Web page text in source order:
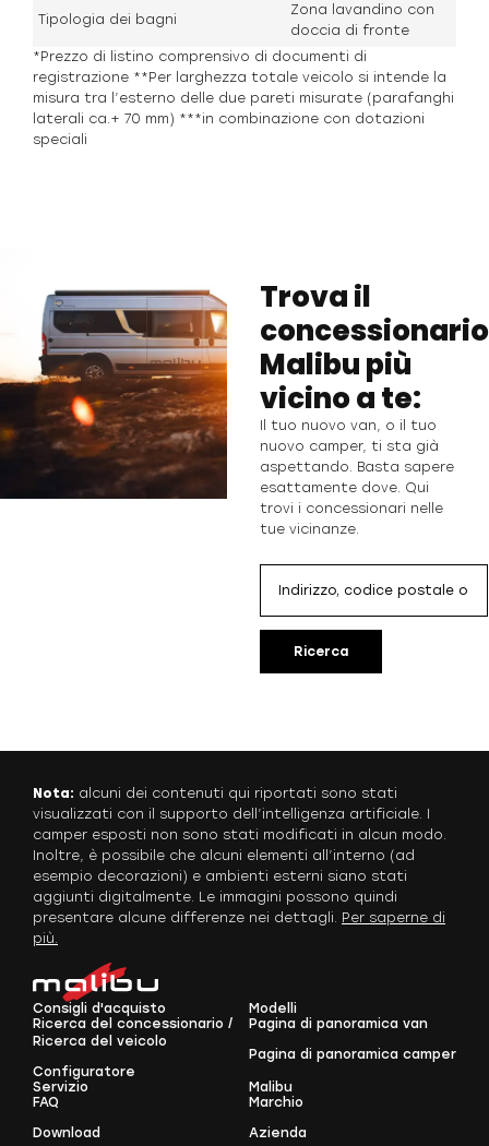
Tipologia dei bagni
Zona lavandino con
doccia di fronte
*Prezzo di listino comprensivo di documenti di
registrazione **Per larghezza totale veicolo si intende la
misura tra l’esterno delle due pareti misurate (parafanghi
laterali ca.+ 70 mm) ***in combinazione con dotazioni
speciali
Trova il
concessionario
Malibu più
vicino a te:
Il tuo nuovo van, o il tuo
nuovo camper, ti sta già
aspettando. Basta sapere
esattamente dove. Qui
trovi i concessionari nelle
tue vicinanze.
Ricerca
Nota: alcuni dei contenuti qui riportati sono stati
visualizzati con il supporto dell’intelligenza artificiale. I
camper esposti non sono stati modificati in alcun modo.
Inoltre, è possibile che alcuni elementi all’interno (ad
esempio decorazioni) e ambienti esterni siano stati
aggiunti digitalmente. Le immagini possono quindi
presentare alcune differenze nei dettagli. Per saperne di
più.
Consigli d'acquisto
Ricerca del concessionario /
Ricerca del veicolo
Configuratore
Modelli
Pagina di panoramica van
Pagina di panoramica camper
Servizio
FAQ
Download
Malibu
Marchio
Azienda